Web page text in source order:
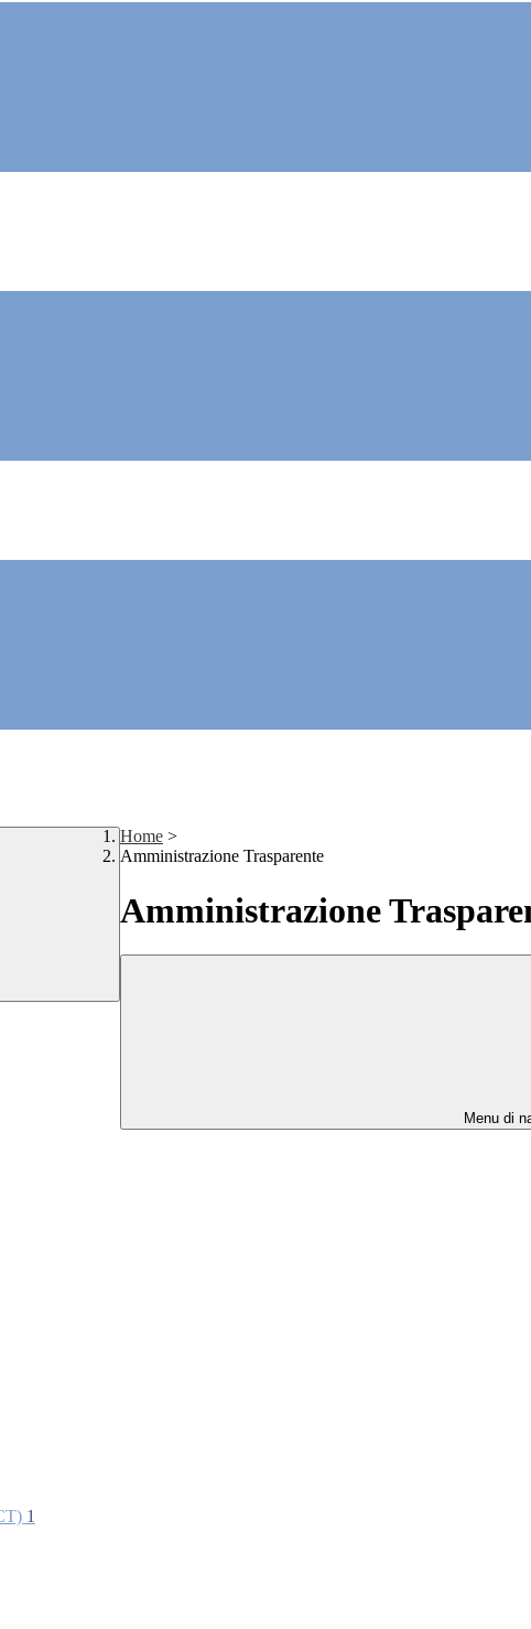
Home >
Amministrazione Trasparente
Amministrazione
Menu di
1